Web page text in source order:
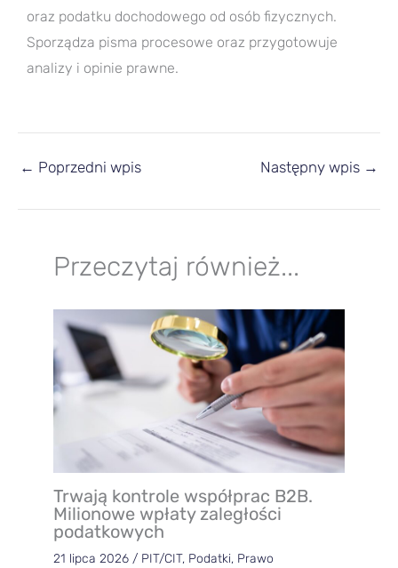
oraz podatku dochodowego od osób fizycznych.
Sporządza pisma procesowe oraz przygotowuje
analizy i opinie prawne.
← Poprzedni wpis Następny wpis →
Przeczytaj również...
Trwają kontrole współprac B2B.
Milionowe wpłaty zaległości
podatkowych
21 lipca 2026 / PIT/CIT, Podatki, Prawo